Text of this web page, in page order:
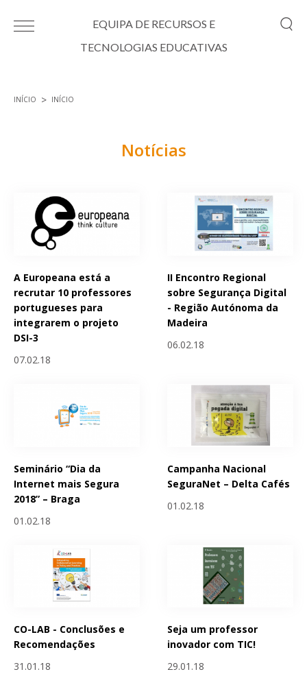
EQUIPA DE RECURSOS E
TECNOLOGIAS EDUCATIVAS
INÍCIO INÍCIO
Notícias
A Europeana está a
recrutar 10 professores
portugueses para
integrarem o projeto
DSI-3
07.02.18
II Encontro Regional
sobre Segurança Digital
- Região Autónoma da
Madeira
06.02.18
Seminário “Dia da
Internet mais Segura
2018” – Braga
01.02.18
Campanha Nacional
SeguraNet – Delta Cafés
01.02.18
CO-LAB - Conclusões e
Recomendações
31.01.18
Seja um professor
inovador com TIC!
29.01.18
Páginas